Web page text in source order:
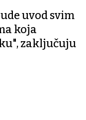
uvod svim
koja
zaključuju